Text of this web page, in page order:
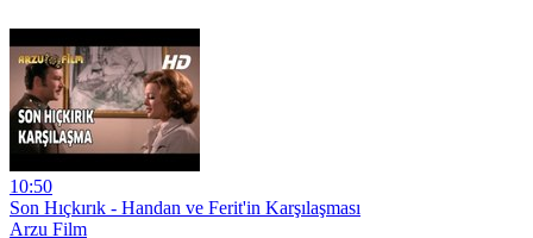
10:50
Son Hıçkırık - Handan ve Ferit'in Karşılaşması
Arzu Film